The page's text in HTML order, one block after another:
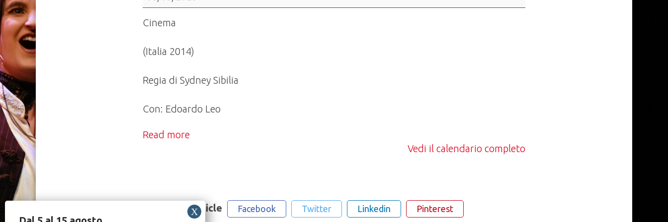
quando
voglio"
Cinema
(Italia 2014)
Regia di Sydney Sibilia
Con: Edoardo Leo
Read more
Vedi il calendario completo
Share this article Facebook Twitter Linkedin Pinterest